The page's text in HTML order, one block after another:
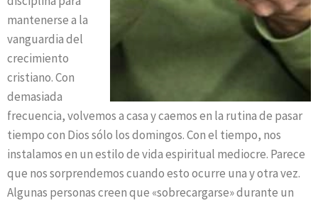
mantenerse a la
vanguardia del
crecimiento
cristiano. Con
demasiada
frecuencia, volvemos a casa y caemos en la rutina de pasar
tiempo con Dios sólo los domingos. Con el tiempo, nos
instalamos en un estilo de vida espiritual mediocre. Parece
que nos sorprendemos cuando esto ocurre una y otra vez.
Algunas personas creen que «sobrecargarse» durante un